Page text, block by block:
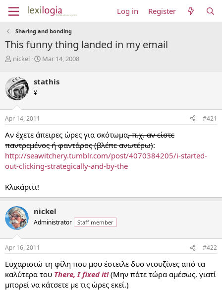
Log in Register
Sharing and bonding
This funny thing landed in my email
T
r
e
a
d
s
t
r
t
e
r
nickel
S
r
a
Mar 14, 2008
stathis
¥
Apr 14, 2011 #421
Αν έχετε άπειρες ώρες για σκότωμα, π.χ. αν είστε
παντρεμένος ή φαντάρος (βλέπε ανωτέρω):
http://seawitchery.tumblr.com/post/4070384205/i-started-
out-clicking-strategically-and-by-the
Κλικάριτι!
nickel
Administrator Staff member
Apr 16, 2011 #422
Ευχαριστώ τη φίλη που μου έστειλε δυο ντουζίνες από τα
καλύτερα του There, I fixed it!(Μην πάτε τώρα αμέσως, γιατί
μπορεί να κάτσετε με τις ώρες εκεί.)